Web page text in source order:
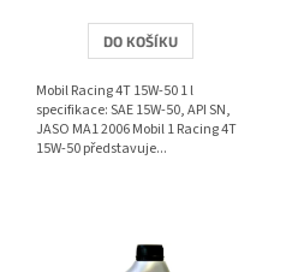
DO KOŠÍKU
Mobil Racing 4T 15W-50 1 l
specifikace: SAE 15W-50, API SN,
JASO MA1 2006 Mobil 1 Racing 4T
15W-50 představuje...